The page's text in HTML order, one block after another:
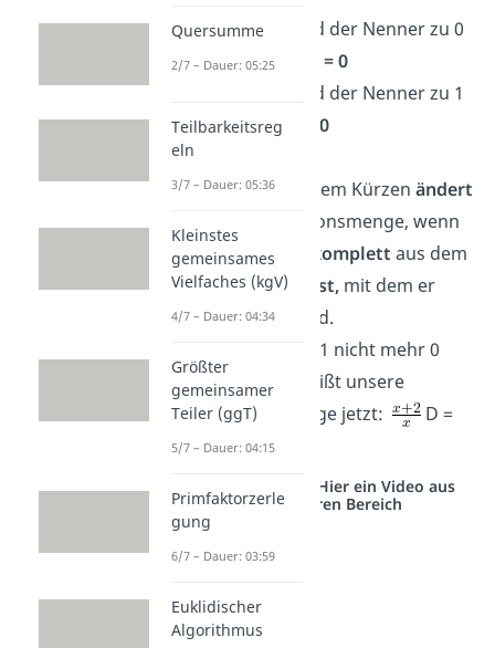
Wennx= , wird der Nenner zu 0
⋅ (0 – 1) = 0 ⋅ (-1) = 0
, wird der Nenner zu 1
⋅ (1 – 1) = 1 ⋅ 0
= 0
Wichtig:Nach dem Kürzen ändert
sich die Definitionsmenge, wenn
du einen Term
komplett aus dem
Nennerentfernst, mit dem er
eigentlich 0
wird.
kann x mit 1 nicht mehr 0
werden, also heißt unsere
Definitionsmenge jetzt:
D =
Studyflix vernetzt: Hier ein Video aus
einem anderen Bereich
Quersumme
2/7 – Dauer: 05:25
Teilbarkeitsreg
eln
3/7 – Dauer: 05:36
Kleinstes
gemeinsames
Vielfaches (kgV)
4/7 – Dauer: 04:34
Größter
gemeinsamer
Teiler (ggT)
5/7 – Dauer: 04:15
Primfaktorzerle
gung
6/7 – Dauer: 03:59
Euklidischer
Algorithmus